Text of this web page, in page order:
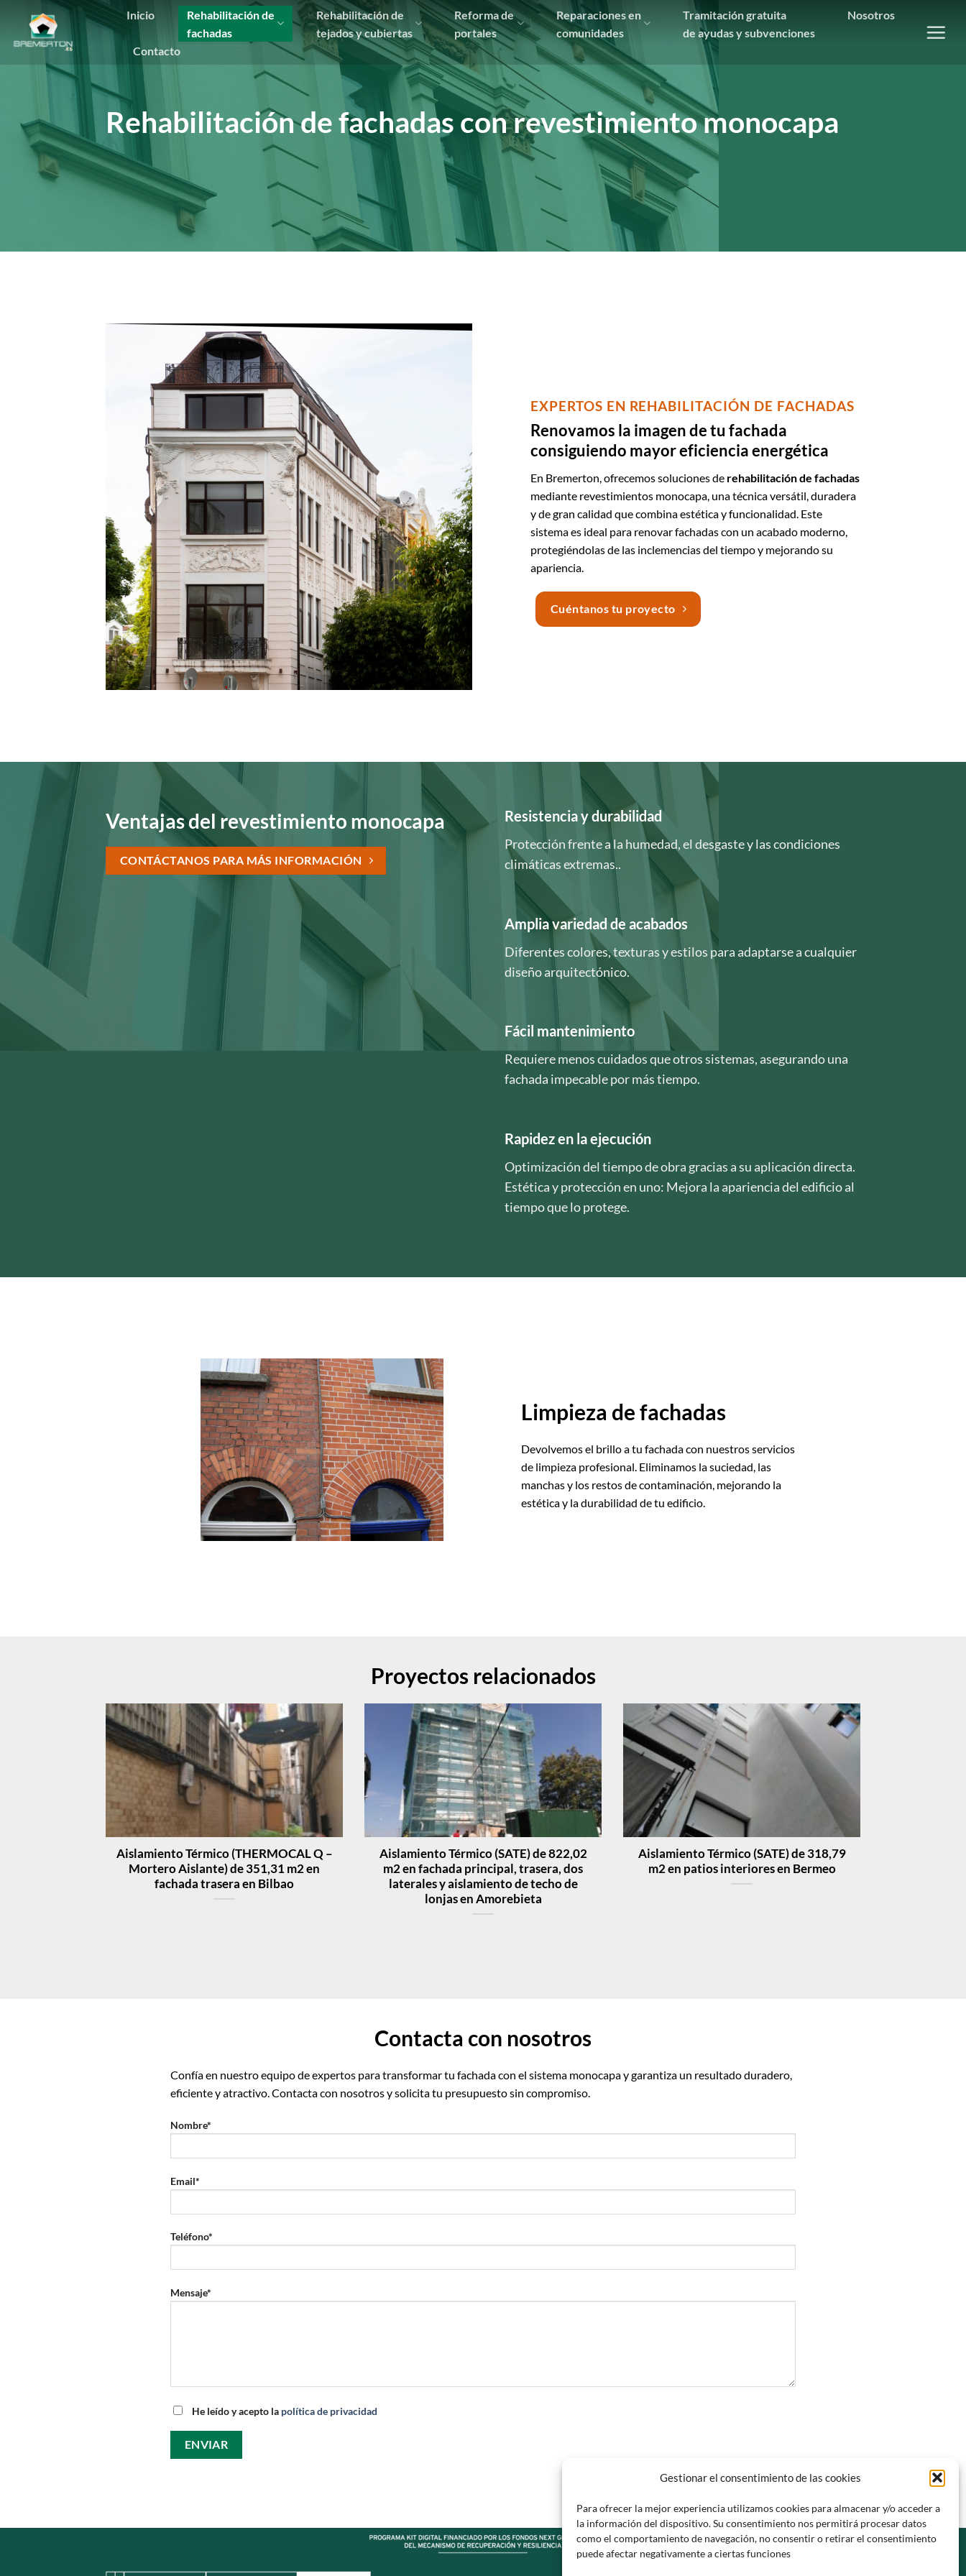
Gestionar el consentimiento de las cookies
Para ofrecer la mejor experiencia utilizamos cookies para almacenar y/o acceder a
la información del dispositivo. Su consentimiento nos permitirá procesar datos
como el comportamiento de navegación, no consentir o retirar el consentimiento
puede afectar negativamente a ciertas funciones
contenido
Inicio
Rehabilitación de
fachadas
Rehabilitación de
tejados y cubiertas
Reforma de
portales
Reparaciones en
comunidades
Tramitación gratuita
de ayudas y subvenciones
Nosotros
Contacto
Rehabilitación de fachadas con revestimiento monocapa
EXPERTOS EN REHABILITACIÓN DE FACHADAS
Renovamos la imagen de tu fachada
consiguiendo mayor eficiencia energética
En Bremerton, ofrecemos soluciones de rehabilitación de fachadas
mediante revestimientos monocapa, una técnica versátil, duradera
y de gran calidad que combina estética y funcionalidad. Este
sistema es ideal para renovar fachadas con un acabado moderno,
protegiéndolas de las inclemencias del tiempo y mejorando su
apariencia.
Cuéntanos tu proyecto
Ventajas del revestimiento monocapa
CONTÁCTANOS PARA MÁS INFORMACIÓN
Resistencia y durabilidad
Protección frente a la humedad, el desgaste y las condiciones
climáticas extremas..
Amplia variedad de acabados
Diferentes colores, texturas y estilos para adaptarse a cualquier
diseño arquitectónico.
Fácil mantenimiento
Requiere menos cuidados que otros sistemas, asegurando una
fachada impecable por más tiempo.
Rapidez en la ejecución
Optimización del tiempo de obra gracias a su aplicación directa.
Estética y protección en uno: Mejora la apariencia del edificio al
tiempo que lo protege.
Limpieza de fachadas
Devolvemos el brillo a tu fachada con nuestros servicios
de limpieza profesional. Eliminamos la suciedad, las
manchas y los restos de contaminación, mejorando la
estética y la durabilidad de tu edificio.
Proyectos relacionados
Aislamiento Térmico (THERMOCAL Q –
Mortero Aislante) de 351,31 m2 en
fachada trasera en Bilbao
Aislamiento Térmico (SATE) de 822,02
m2 en fachada principal, trasera, dos
laterales y aislamiento de techo de
lonjas en Amorebieta
Aislamiento Térmico (SATE) de 318,79
m2 en patios interiores en Bermeo
Contacta con nosotros
Confía en nuestro equipo de expertos para transformar tu fachada con el sistema monocapa y garantiza un resultado duradero,
eficiente y atractivo. Contacta con nosotros y solicita tu presupuesto sin compromiso.
Nombre*
Email*
Teléfono*
Mensaje*
He leído y acepto la política de privacidad